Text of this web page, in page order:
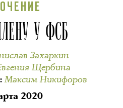
У ФСБ
Захаркин
Щербина
:Максим Никифоров
2020